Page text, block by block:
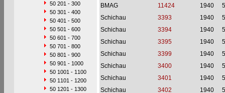
50 201 - 300
50 301 - 400
50 401 - 500
50 501 - 600
50 601 - 700
50 701 - 800
50 801 - 900
50 901 - 1000
50 1001 - 1100
50 1101 - 1200
50 1201 - 1300
BMAG
11424 1940
Schichau
3393 1940
Schichau
3394 1940
Schichau
3395 1940
Schichau
3399 1940
Schichau
3400 1940
Schichau
3401 1940
Schichau
3402 1940